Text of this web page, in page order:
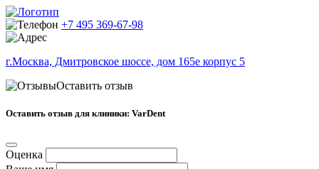
+7 495 369-67-98
г.Москва, Дмитровское шоссе, дом 165е корпус 5
Оставить отзыв
Оставить отзыв для клиники: VarDent
Оценка